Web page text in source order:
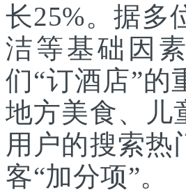
长25%。据多
洁等基础因
们“订酒店”的
地方美食、儿
用户的搜索热
客“加分项”。